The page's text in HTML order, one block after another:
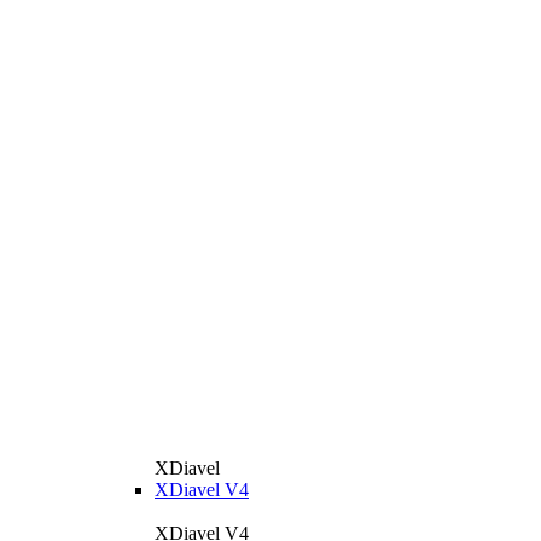
XDiavel
XDiavel V4
XDiavel V4